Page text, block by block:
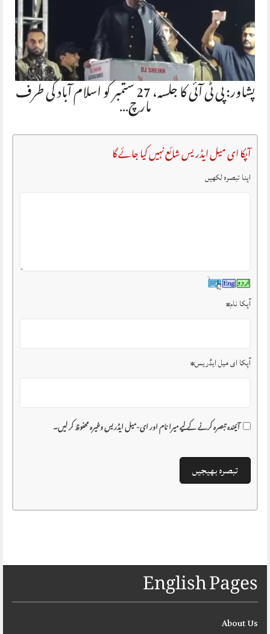
پشاور: پی ٹی آئی کا جلسہ، 27 ستمبر کو اسلام آباد کی طرفمارچ…
آپکا ای میل ایڈریس شائع نہیں کیا جائے گا
اپنا تبصرہ لکھیں
آپکا نام*
آپکا ای میل ایڈریس*
آئیندہ تبصرہ کرنے کے لیے میرا نام اور ای-میل ایڈریس وغیرہ محفوظ کر لیں۔
English Pages
About Us